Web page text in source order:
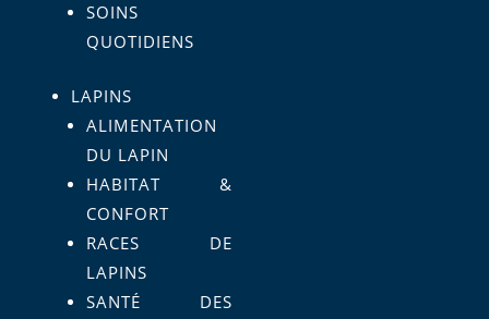
SOINS
QUOTIDIENS
LAPINS
ALIMENTATION
DU LAPIN
HABITAT &
CONFORT
RACES DE
LAPINS
SANTÉ DES